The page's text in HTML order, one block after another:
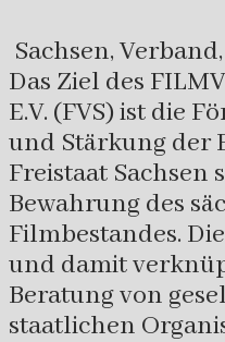
Sachsen,
Das Ziel des
E.V. (FVS) ist die
und Stärkung
Freistaat Sachsen
Bewahrung des
Filmbestandes.
und damit
Beratung von
staatlichen